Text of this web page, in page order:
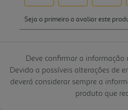
Deve confirmar a informação
Devido a possíveis alterações de
deverá considerar sempre a
produto que